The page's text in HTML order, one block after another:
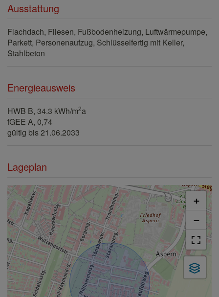
Ausstattung
Flachdach Fliesen Fußbodenheizung Luftwärmepumpe
Parkett Personenaufzug Schlüsselfertig mit Keller
Stahlbeton
Energieausweis
HWB B, 34.3 kWh/m2a
fGEE A, 0,74
gültig bis21.06.2033
Lageplan
+
−